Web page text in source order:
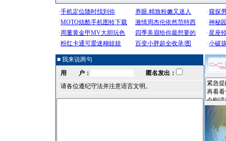
■ 我来说两句
用 户：
匿名发出：
请各位遵纪守法并注意语言文明。